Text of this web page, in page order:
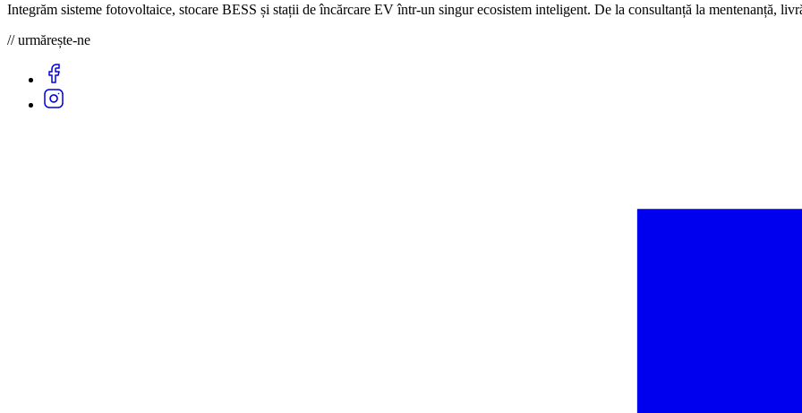
Integrăm sisteme fotovoltaice, stocare BESS și stații de încărcare EV într-un singur ecosistem inteligent. De la consultanță la mentenanță,
// urmărește-ne